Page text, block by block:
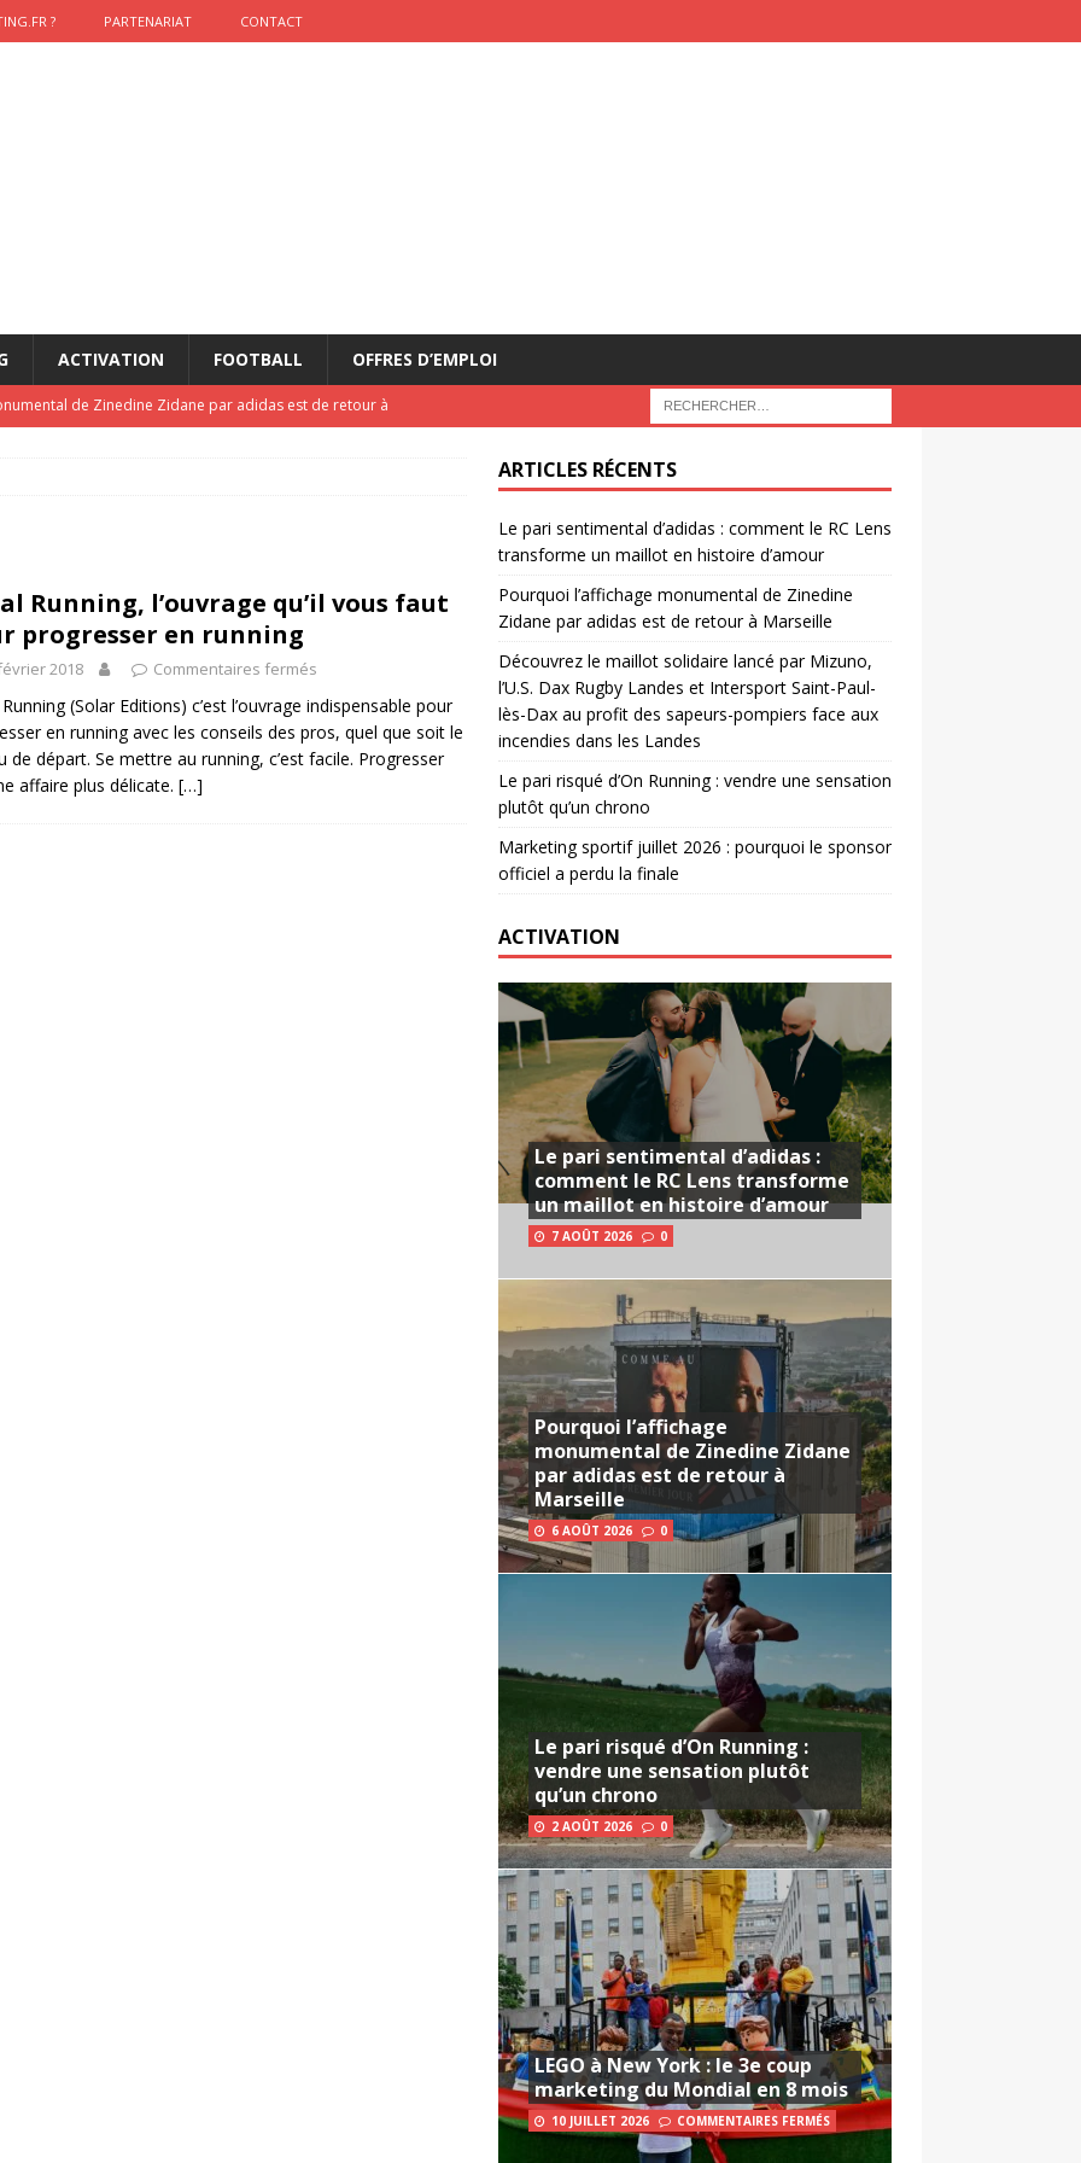
? PARTENARIAT CONTACT
ACTIVATION FOOTBALL OFFRES D’EMPLOI
de Zinedine Zidane par adidas est de retour à
2026 : pourquoi le sponsor officiel a perdu la finale
ETATS-
: comment le RC Lens transforme un maillot en histoire
Running, l’ouvrage qu’il vous faut
progresser en running
2018 Commentaires fermés
(Solar Editions) c’est l’ouvrage indispensable pour
en running avec les conseils des pros, quel que soit le
de départ. Se mettre au running, c’est facile. Progresser
affaire plus délicate. […]
ARTICLES RÉCENTS
Le pari sentimental d’adidas : comment le RC Lens
transforme un maillot en histoire d’amour
Pourquoi l’affichage monumental de Zinedine
Zidane par adidas est de retour à Marseille
Découvrez le maillot solidaire lancé par Mizuno,
l’U.S. Dax Rugby Landes et Intersport Saint-Paul-
lès-Dax au profit des sapeurs-pompiers face aux
incendies dans les Landes
Le pari risqué d’On Running : vendre une sensation
plutôt qu’un chrono
Marketing sportif juillet 2026 : pourquoi le sponsor
officiel a perdu la finale
ACTIVATION
Le pari sentimental d’adidas :
comment le RC Lens transforme
un maillot en histoire d’amour
7 AOÛT 2026 0
Pourquoi l’affichage
monumental de Zinedine Zidane
par adidas est de retour à
Marseille
6 AOÛT 2026 0
Le pari risqué d’On Running :
vendre une sensation plutôt
qu’un chrono
2 AOÛT 2026 0
LEGO à New York : le 3e coup
marketing du Mondial en 8 mois
10 JUILLET 2026 COMMENTAIRES FERMÉS